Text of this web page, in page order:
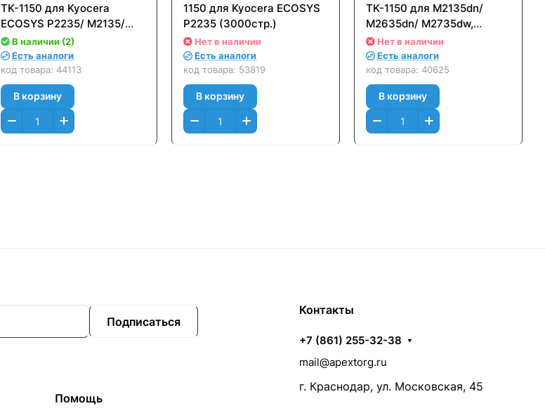
TK-1150 для Kyocera
ECOSYS P2235/ M2135/
M2635/ M2735 (3000стр.)
- с чипом
В наличии (2)
Есть аналоги
код товара: 44113
В корзину
1150 для Kyocera ECOSYS
P2235 (3000стр.)
Нет в наличии
Есть аналоги
код товара: 53819
В корзину
TK-1150 для M2135dn/
M2635dn/ M2735dw,
P2235dn/ P2235dw
(3000стр.) Черный (Black)
Оригинальный
Нет в наличии
Есть аналоги
код товара: 40625
В корзину
Подписаться
Помощь
Контакты
+7 (861) 255-32-38
mail@apextorg.ru
г. Краснодар, ул. Московская, 45